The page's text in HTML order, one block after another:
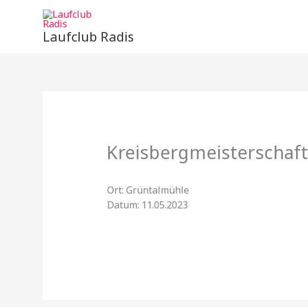
Laufclub Radis
Kreisbergmeisterschaft
Ort: Grüntalmühle
Datum: 11.05.2023